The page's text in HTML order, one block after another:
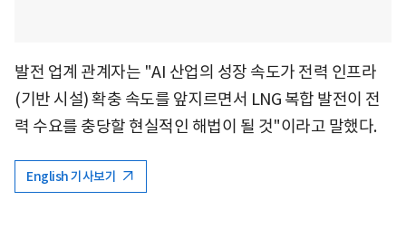
발전 업계 관계자는 "AI 산업의 성장 속도가 전력 인프라
(기반 시설) 확충 속도를 앞지르면서 LNG 복합 발전이 전
력 수요를 충당할 현실적인 해법이 될 것"이라고 말했다.
English 기사보기